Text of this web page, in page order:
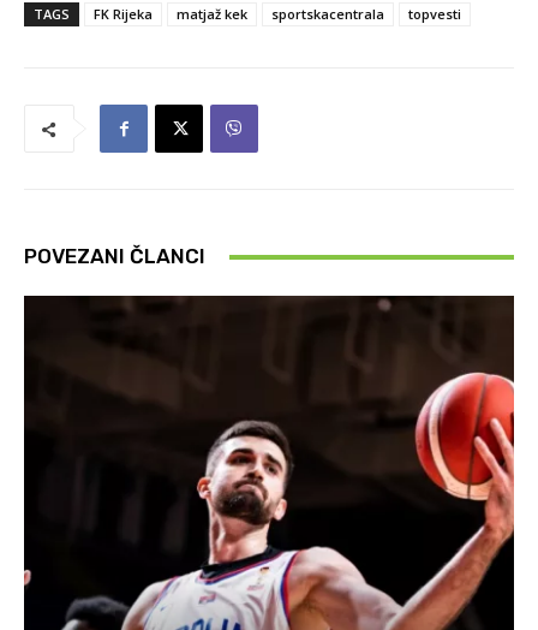
TAGS FK Rijeka matjaž kek sportskacentrala topvesti
POVEZANI ČLANCI